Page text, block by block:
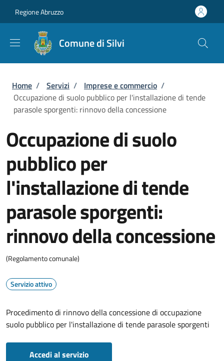
Regione Abruzzo
Comune di Silvi
Briciole di pane
Home / Servizi / Imprese e commercio /
Occupazione di suolo pubblico per l'installazione di tende
parasole sporgenti: rinnovo della concessione
Occupazione di suolo
pubblico per
l'installazione di tende
parasole sporgenti:
rinnovo della concessione
(Regolamento comunale)
Servizio attivo
Procedimento di rinnovo della concessione di occupazione
suolo pubblico per l'installazione di tende parasole sporgenti
Accedi al servizio